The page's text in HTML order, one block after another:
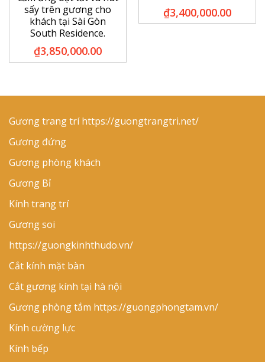
sấy trên gương cho
khách tại Sài Gòn
South Residence.
₫3,850,000.00
₫3,400,000.00
Gương trang tríhttps://guongtrangtri.net/
Gương đứng
Gương phòng khách
Gương Bỉ
Kính trang trí
Gương soi
https://guongkinhthudo.vn/
Cắt kính mặt bàn
Cắt gương kính tại hà nội
Gương phòng tắm https://guongphongtam.vn/
Kính cường lực
Kính bếp